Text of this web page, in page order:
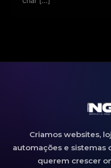
Criamos websites,
automações e sistemas
querem crescer